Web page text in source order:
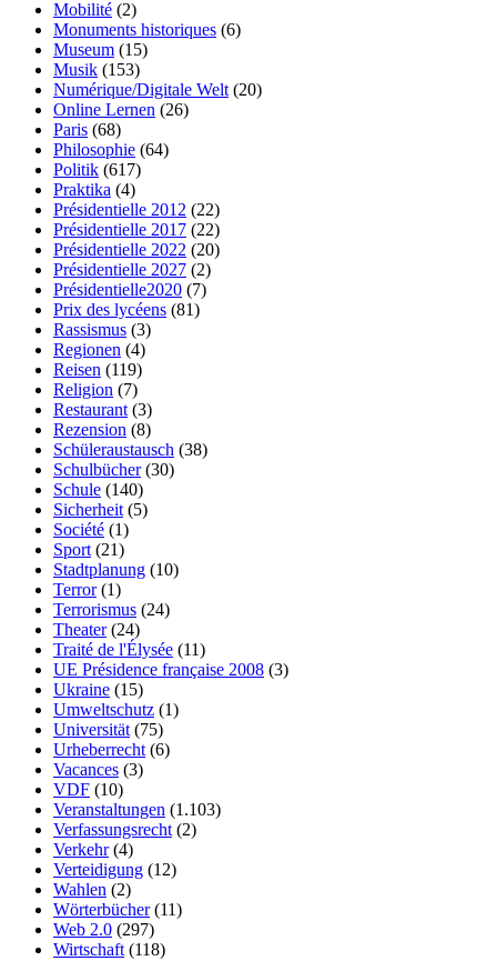
Mobilité (2)
Monuments historiques (6)
Museum (15)
Musik (153)
Numérique/Digitale Welt (20)
Online Lernen (26)
Paris (68)
Philosophie (64)
Politik (617)
Praktika (4)
Présidentielle 2012 (22)
Présidentielle 2017 (22)
Présidentielle 2022 (20)
Présidentielle 2027 (2)
Présidentielle2020 (7)
Prix des lycéens (81)
Rassismus (3)
Regionen (4)
Reisen (119)
Religion (7)
Restaurant (3)
Rezension (8)
Schüleraustausch (38)
Schulbücher(30)
Schule (140)
Sicherheit (5)
Société (1)
Sport (21)
Stadtplanung (10)
Terror(1)
Terrorismus (24)
Theater(24)
Traité de l'Élysée (11)
UE Présidence française 2008 (3)
Ukraine (15)
Umweltschutz (1)
Universität (75)
Urheberrecht (6)
Vacances (3)
VDF (10)
Veranstaltungen (1.103)
Verfassungsrecht (2)
Verkehr(4)
Verteidigung (12)
Wahlen (2)
Wörterbücher(11)
Web 2.0 (297)
Wirtschaft (118)